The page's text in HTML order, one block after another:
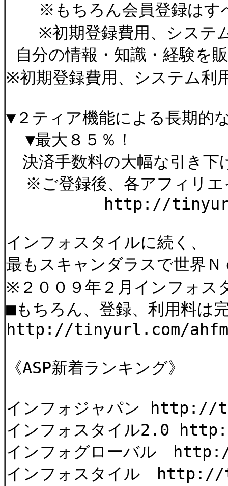
※もちろん会員登録はす
※初期登録費用、システム
自分の情報・知識・経験を
※初期登録費用、システム利
▼２ティア機能による長期的
▼最大８５％！
決済手数料の大幅な引き下
※ご登録後、各アフィリエ
http://
インフォスタイルに続く、
最もスキャンダラスで世界
※２００９年２月インフォ
■もちろん、登録、利用料は
http://tinyurl.com/
《ASP新着ランキング》
インフォジャパン
インフォスタイル2.0
インフォグローバル
インフォスタイル